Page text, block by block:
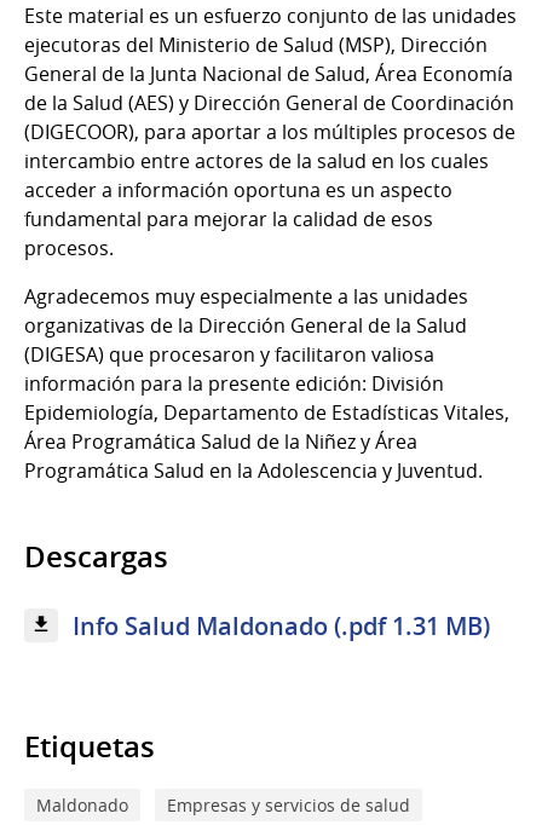
Este material es un esfuerzo conjunto de las unidades
ejecutoras del Ministerio de Salud (MSP), Dirección
General de la Junta Nacional de Salud, Área Economía
de la Salud (AES) y Dirección General de Coordinación
(DIGECOOR), para aportar a los múltiples procesos de
intercambio entre actores de la salud en los cuales
acceder a información oportuna es un aspecto
fundamental para mejorar la calidad de esos
procesos.
Agradecemos muy especialmente a las unidades
organizativas de la Dirección General de la Salud
(DIGESA) que procesaron y facilitaron valiosa
información para la presente edición: División
Epidemiología, Departamento de Estadísticas Vitales,
Área Programática Salud de la Niñez y Área
Programática Salud en la Adolescencia y Juventud.
Descargas
Info Salud Maldonado (.pdf 1.31 MB)
Etiquetas
Maldonado
Empresas y servicios de salud